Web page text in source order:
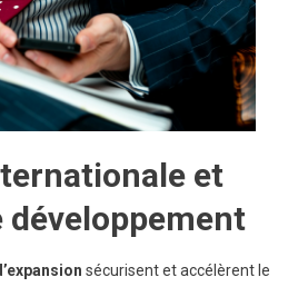
et
développement
sécurisent et accélèrent le